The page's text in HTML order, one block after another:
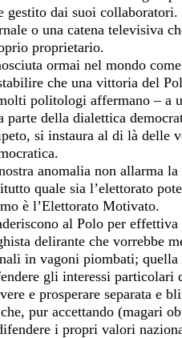
gestito dai suoi
o una catena televisiva
proprietario.
ormai nel mondo
che una vittoria del
politologi affermano – a
parte della dialettica
si instaura al di là delle
anomalia non allarma
quale sia l’elettorato
è l’Elettorato Motivato.
al Polo per
delirante che vorrebbe
in vagoni piombati;
gli interessi particolari
e prosperare separata e
pur accettando (magari
i propri valori